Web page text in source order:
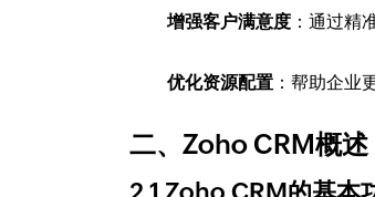
增强客户满意度 ：通过精
优化资源配置 ：帮助企业
二、Zoho CRM概述